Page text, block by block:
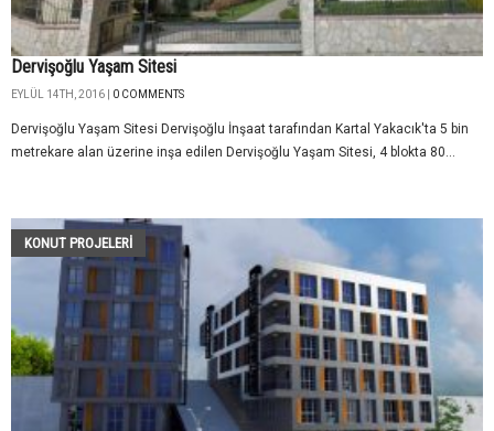
Dervişoğlu Yaşam Sitesi
EYLÜL 14TH, 2016 | 0 COMMENTS
Dervişoğlu Yaşam Sitesi Dervişoğlu İnşaat tarafından Kartal Yakacık'ta 5 bin
metrekare alan üzerine inşa edilen Dervişoğlu Yaşam Sitesi, 4 blokta 80...
KONUT PROJELERI